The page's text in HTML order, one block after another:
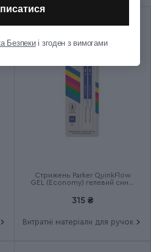
Ручка використовує кулькові
та гелеві стрижні
2 роки
Стрижень Parker QuinkFlow
GEL (Economy) гелевий синій
315 ₴
Витратні матеріали для ручок
Безпекиі згоден з вимогами